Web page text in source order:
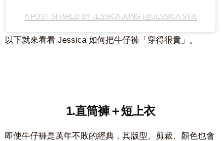
A POST SHARED BY JESSICA JUNG (@JESSICA.SYJ)
以下就來看看 Jessica 如何把牛仔褲「穿得很貴」。
1.直筒褲＋短上衣
即使牛仔褲是萬年不敗的經典，其版型、剪裁、顏色也會